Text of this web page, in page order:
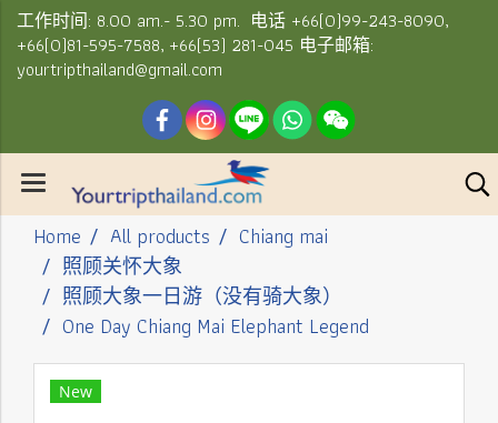
工作时间: 8.00 am.- 5.30 pm. 电话 +66(0)99-243-8090,
+66(0)81-595-7588, +66(53) 281-045 电子邮箱:
yourtripthailand@gmail.com
Home All products
Chiang mai
照顾关怀大象
照顾大象一日游（没有骑大象）
One Day Chiang Mai Elephant Legend
New